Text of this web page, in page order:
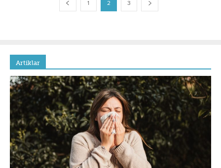
1 2 3
Artiklar